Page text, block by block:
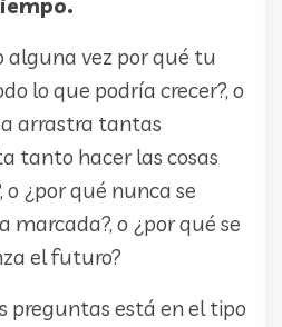
alguna vez por qué tu
lo que podría crecer?, o
arrastra tantas
tanto hacer las cosas
o ¿por qué nunca se
o ¿por qué se
el futuro?
preguntas está en el tipo